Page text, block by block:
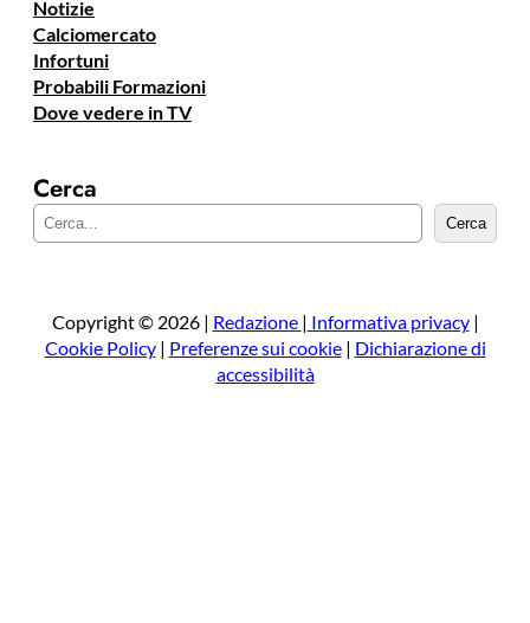
Notizie
Calciomercato
Infortuni
Probabili Formazioni
Dove vedere in TV
Cerca
e
a
Cerca
Copyright © 2026 | Redazione | Informativa privacy|
Cookie Policy| Preferenze sui cookie| Dichiarazione di
accessibilità